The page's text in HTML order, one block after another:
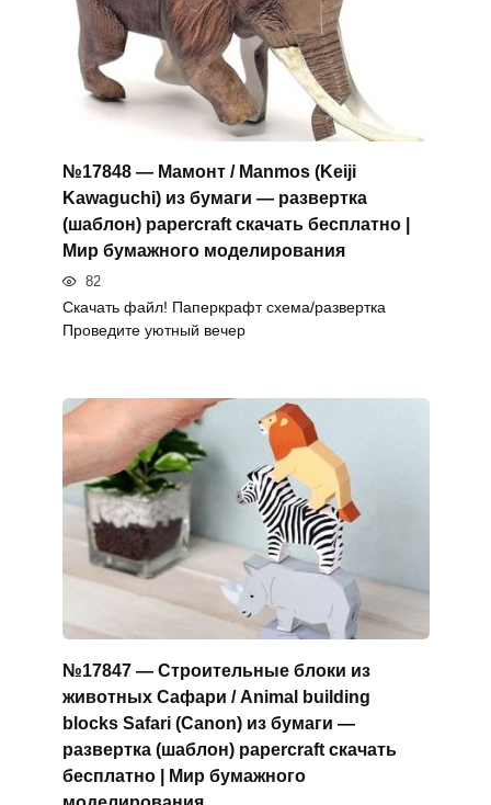
№17848 — Мамонт / Manmos (Keiji
Kawaguchi) из бумаги — развертка
(шаблон) papercraft скачать бесплатно |
Мир бумажного моделирования
82
Скачать файл! Паперкрафт схема/развертка
Проведите уютный вечер
№17847 — Строительные блоки из
животных Сафари / Animal building
blocks Safari (Canon) из бумаги —
развертка (шаблон) papercraft скачать
бесплатно | Мир бумажного